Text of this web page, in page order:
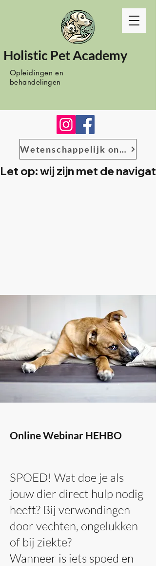
Holistic Pet Academy
Opleidingen en
behandelingen
Let op: wij zijn met de
Wetenschappelijk onderzoek
Online Webinar HEHBO
SPOED! Wat doe je als
jouw dier direct hulp nodig
heeft? Bij verwondingen
door vechten, ongelukken
of bij ziekte?
Wanneer is iets spoed en